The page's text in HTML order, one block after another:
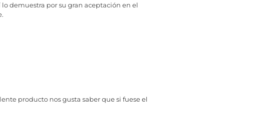
demuestra por su gran aceptación en el
producto nos gusta saber que si fuese el